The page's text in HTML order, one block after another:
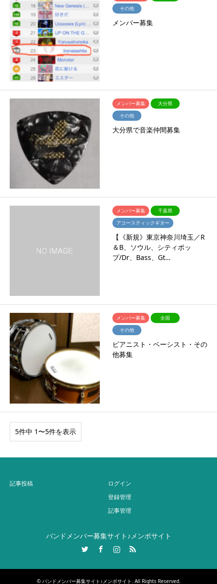
その他
メンバー募集
メンバー募集
大分県
その他
大分県で音楽仲間募集
メンバー募集
千葉県
アコースティックギター
【《新規》東京神奈川埼玉／R
＆B、ソウル、シティポッ
プ/Dr、Bass、Gt…
メンバー募集
全国
その他
ピアニスト・ベーシスト・その
他募集
5件中 1〜5件を表示
記事投稿
ログイン
登録管理
記事管理
バンドメンバー募集サイト♪メンボサイト
InstagramRSS
© バンドメンバー募集サイト♪メンボサイト . All Rights Reserved.